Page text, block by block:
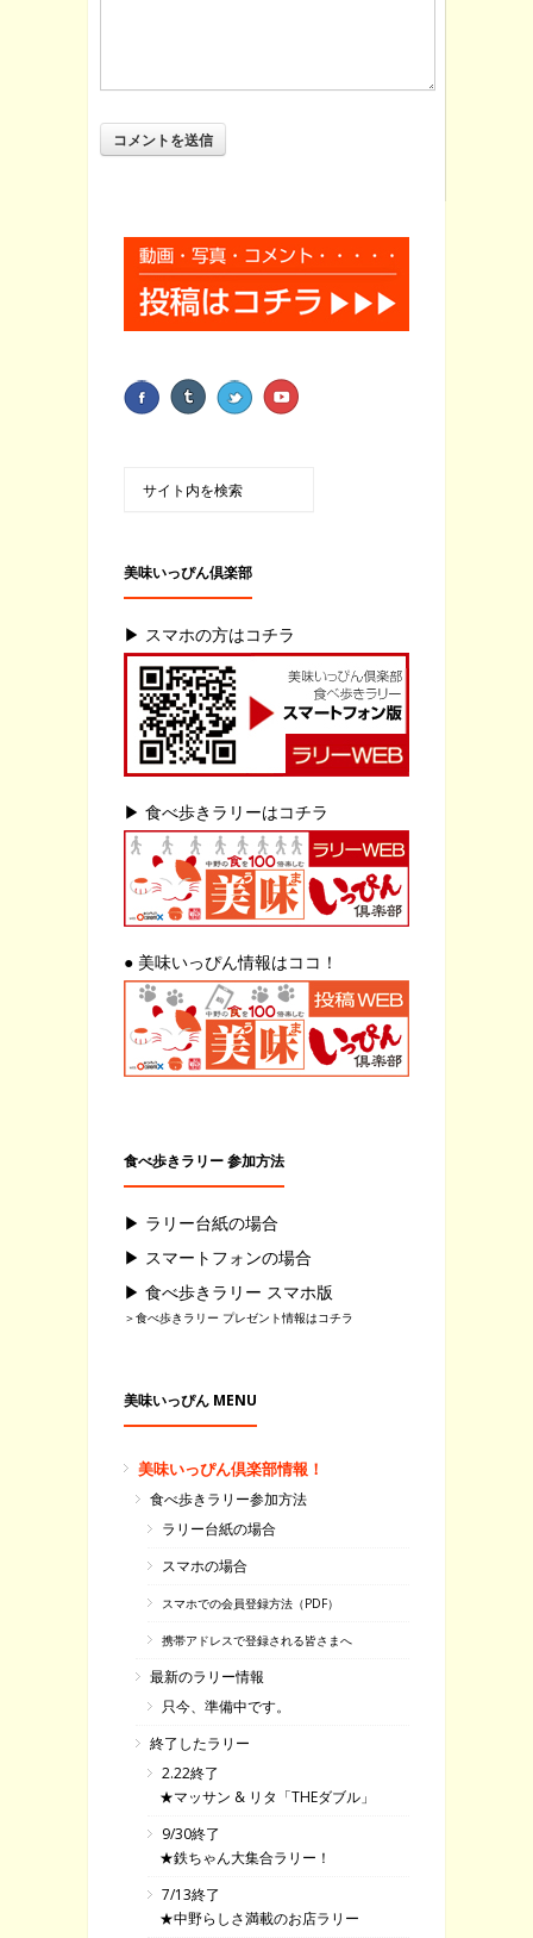
美味いっぴん倶楽部
▶ スマホの方はコチラ
▶ 食べ歩きラリーはコチラ
● 美味いっぴん情報はココ！
食べ歩きラリー 参加方法
▶ ラリー台紙の場合
▶ スマートフォンの場合
▶ 食べ歩きラリー スマホ版
＞食べ歩きラリー プレゼント情報はコチラ
美味いっぴん MENU
美味いっぴん倶楽部情報！
食べ歩きラリー参加方法
ラリー台紙の場合
スマホの場合
スマホでの会員登録方法（PDF）
携帯アドレスで登録される皆さまへ
最新のラリー情報
只今、準備中です。
終了したラリー
2.22終了
★マッサン & リタ「THEダブル」
9/30終了
★鉄ちゃん大集合ラリー！
7/13終了
★中野らしさ満載のお店ラリー